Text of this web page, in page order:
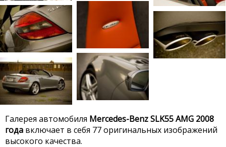
Галерея автомобиля Mercedes-Benz SLK55 AMG 2008
года включает в себя 77 оригинальных изображений
высокого качества.